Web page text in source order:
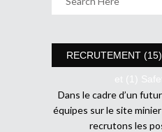
RECRUTEMENT
et (1)
Dans le cadre d’un
équipes sur le site
recrutons les